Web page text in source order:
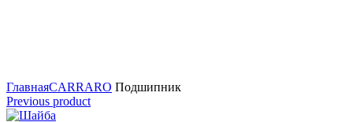
ГлавнаяCARRARO Подшипник
Previous product